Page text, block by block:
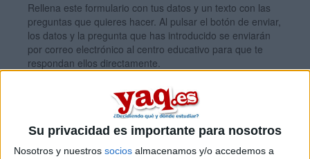
Su privacidad es importante para nosotros
Nosotros y nuestros socios almacenamos y/o accedemos a
Rellena este formulario con tus datos y un texto con las
preguntas que quieres hacer. Al pulsar el botón de enviar,
los datos y la pregunta que has introducido se enviarán
por correo electrónico al centro educativo para que te
respondan ellos directamente.
Tus apellidos:*